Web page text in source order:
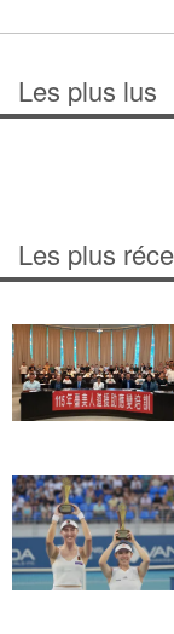
Les plus lus
Les plus